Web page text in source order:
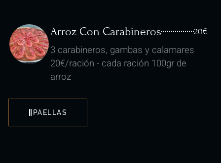
Arroz Con Carabineros 20€
3 carabineros, gambas y calamares
20€/ración - cada ración 100gr de
arroz
PAELLAS